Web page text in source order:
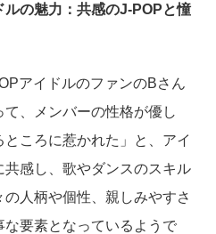
の魅力：共感のJ-POPと憧
アイドルのファンのBさん
、メンバーの性格が優し
ころに惹かれた」と、アイ
共感し、歌やダンスのスキル
人柄や個性、親しみやすさ
な要素となっているようで